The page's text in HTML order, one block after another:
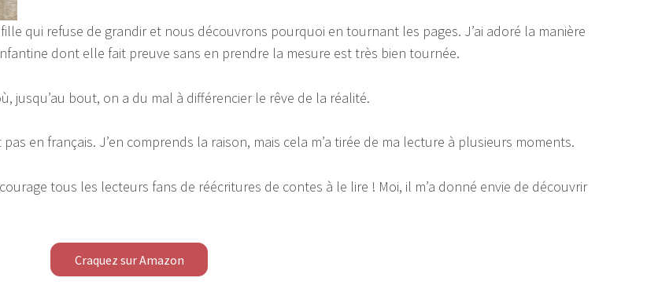
qui refuse de grandir et nous découvrons pourquoi en tournant les pages. J’ai adoré la manière
dont elle fait preuve sans en prendre la mesure est très bien tournée.
jusqu’au bout, on a du mal à différencier le rêve de la réalité.
en français. J’en comprends la raison, mais cela m’a tirée de ma lecture à plusieurs moments.
tous les lecteurs fans de réécritures de contes à le lire ! Moi, il m’a donné envie de découvrir
Craquez sur Amazon